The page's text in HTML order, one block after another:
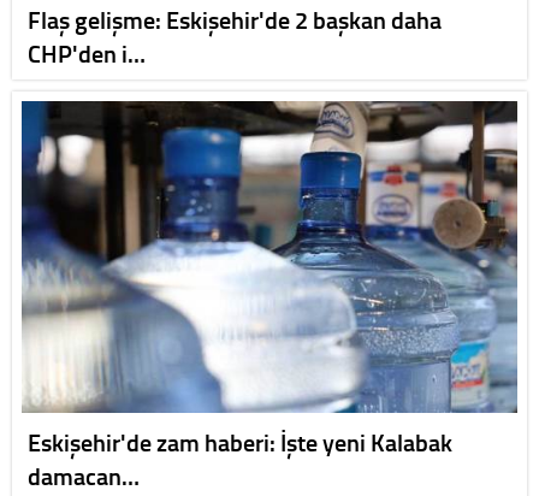
Flaş gelişme: Eskişehir'de 2 başkan daha
CHP'den i…
Eskişehir'de zam haberi: İşte yeni Kalabak
damacan…